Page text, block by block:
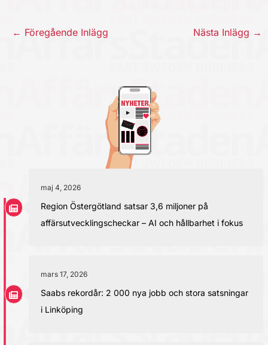
← Föregående Inlägg Nästa Inlägg →
maj 4, 2026
Region Östergötland satsar 3,6 miljoner på
affärsutvecklingscheckar – AI och hållbarhet i fokus
mars 17, 2026
Saabs rekordår: 2 000 nya jobb och stora satsningar
i Linköping